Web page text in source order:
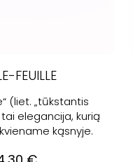
FEUILLE
(liet. „tūkstantis
elegancija, kurią
kąsnyje.